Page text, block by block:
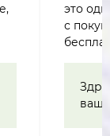
это
с
ваш